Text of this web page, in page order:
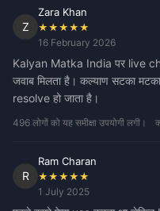
Z
Zara Khan
★★★★★
16 February 2026
Kalyan Matka India पर live
जवाब मिलता है। कल्याण सटका
resolve हो जाता है।
496 लोगों को यह समीक्षा उपयोगी लगी।
R
Ram Charan
★★★★★
1 July 2025